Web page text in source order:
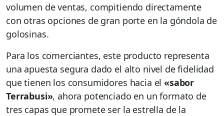
volumen de ventas, compitiendo directamente
con otras opciones de gran porte en la góndola de
golosinas.
Para los comerciantes, este producto representa
una apuesta segura dado el alto nivel de fidelidad
que tienen los consumidores hacia el «sabor
Terrabusi», ahora potenciado en un formato de
tres capas que promete ser la estrella de la